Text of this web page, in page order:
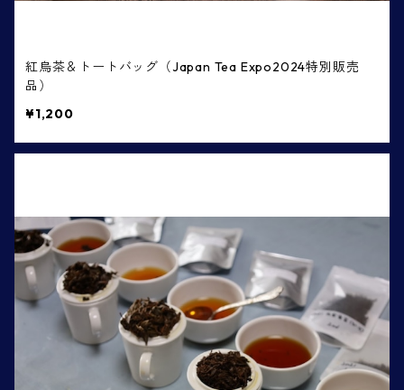
紅烏茶＆トートバッグ（Japan Tea Expo2024特別販売
品）
¥1,200